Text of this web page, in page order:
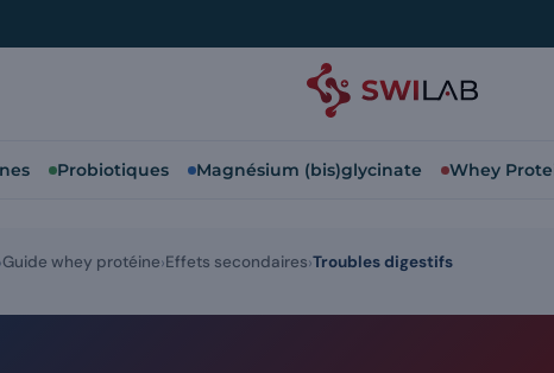
Probiotiques Magnésium (bis)glycinate Whey
Guide whey protéine Effets secondaires Troubles digestifs